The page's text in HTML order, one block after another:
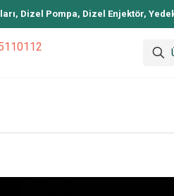
Dizel Pompa, Dizel Enjektör,